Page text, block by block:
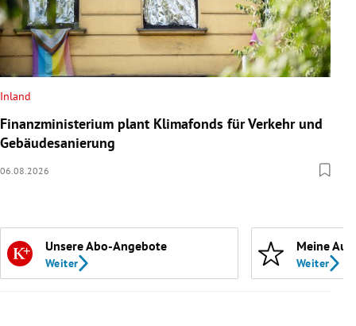
Inland
Finanzministerium plant Klimafonds für Verkehr und
Gebäudesanierung
06.08.2026
Unsere Abo-Angebote
Weiter
Meine
Weiter